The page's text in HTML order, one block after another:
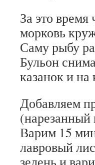
За это
морковь
Саму рыбу
Бульон
казанок и на
Добавляем
Варим 15
лавровый
зелень и